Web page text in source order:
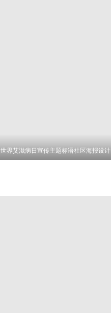
世界艾滋病日宣传主题标语社区海报设计